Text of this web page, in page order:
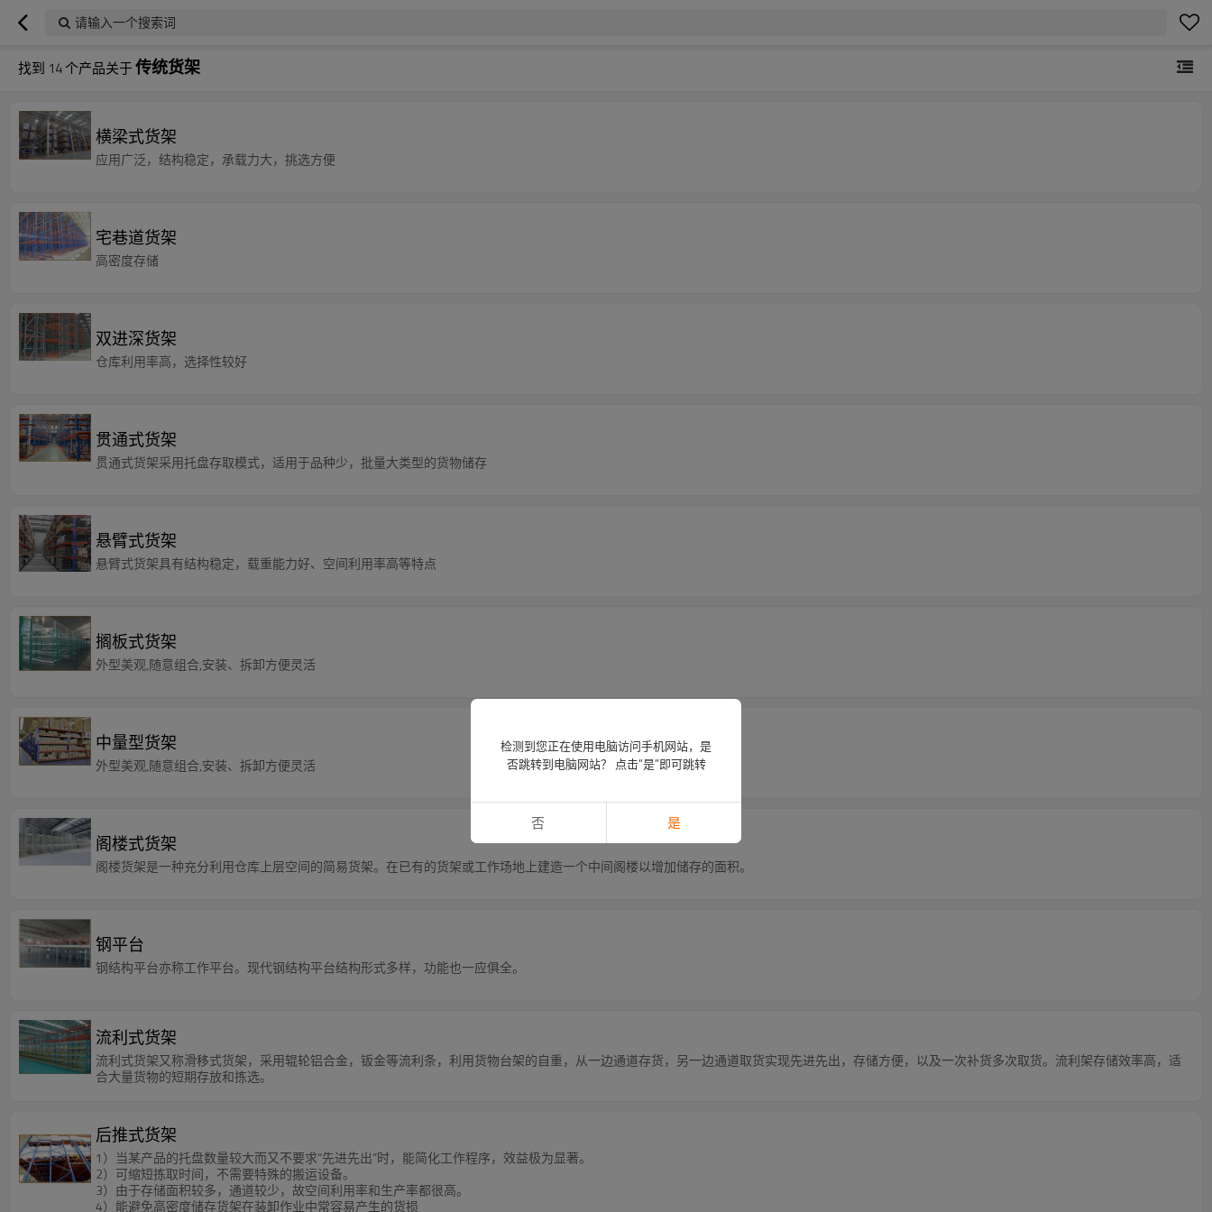
请输入一个搜索词
找到 14个产品关于传统货架
横梁式货架
应用广泛，结构稳定，承载力大，挑选方便
宅巷道货架
高密度存储
双进深货架
仓库利用率高，选择性较好
贯通式货架
贯通式货架采用托盘存取模式，适用于品种少，批量大类型的货物储存
悬臂式货架
悬臂式货架具有结构稳定，载重能力好、空间利用率高等特点
搁板式货架
外型美观,随意组合,安装、拆卸方便灵活
中量型货架
外型美观,随意组合,安装、拆卸方便灵活
阁楼式货架
阁楼货架是一种充分利用仓库上层空间的简易货架。在已有的货架或工作场地上建造一个中间阁楼以增加储存的面积。
钢平台
钢结构平台亦称工作平台。现代钢结构平台结构形式多样，功能也一应俱全。
流利式货架
流利式货架又称滑移式货架，采用辊轮铝合金，钣金等流利条，利用货物台架的自重，从一边通道存货，另一边通道取货实现先进先出，存储方便，以及一次补货多次取货。流利架存储效率高，适
合大量货物的短期存放和拣选。
后推式货架
1）当某产品的托盘数量较大而又不要求“先进先出”时，能简化工作程序，效益极为显著。
2）可缩短拣取时间，不需要特殊的搬运设备。
3）由于存储面积较多，通道较少，故空间利用率和生产率都很高。
4）能避免高密度储存货架在装卸作业中常容易产生的货损
检测到您正在使用电脑访问手机网站，是
否跳转到电脑网站？ 点击“是”即可跳转
否 是